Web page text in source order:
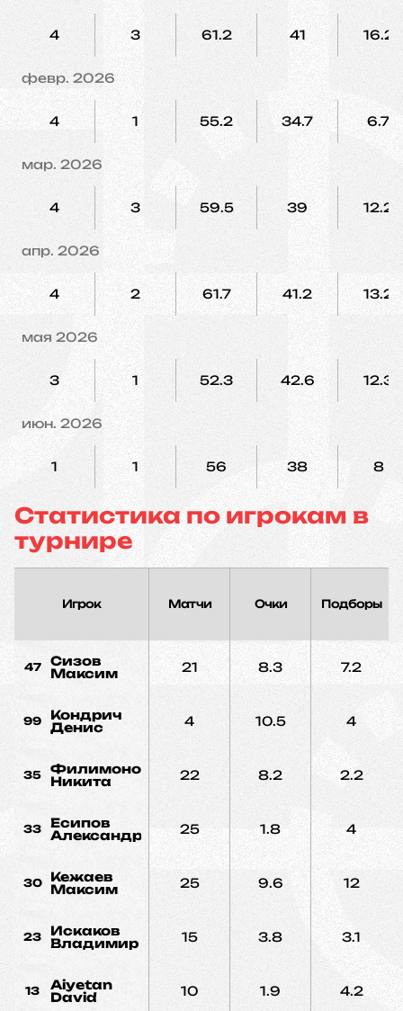
4 3 61.2 41 16.2
февр. 2026
4 1 55.2 34.7 6.7
мар. 2026
4 3 59.5 39 12.2
апр. 2026
4 2 61.7 41.2 13.2
мая 2026
3 1 52.3 42.6 12.3
июн. 2026
1 1 56 38 8
Статистика по игрокам в
турнире
Игрок Матчи Очки Подборы
47
Сизов
Максим
21 8.3 7.2
99
Кондрич
Денис
4 10.5 4
35
Филимонов
Никита
22 8.2 2.2
33
Есипов
Александр
25 1.8 4
30
Кежаев
Максим
25 9.6 12
23
Искаков
Владимир
15 3.8 3.1
13
Aiyetan
David
10 1.9 4.2